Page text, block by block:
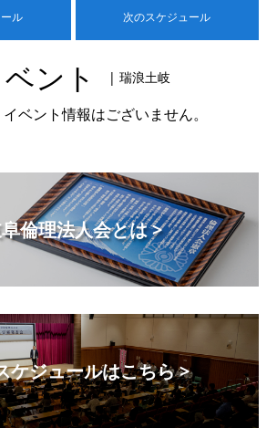
ル 次のスケジュール
ント | 瑞浪土岐
ベント情報はございません。
倫理法人会とは >
ケジュールはこちら >